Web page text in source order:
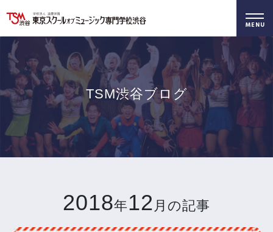
学科・専攻 資料請求 オープンキャンパス
TSM渋谷ブログ
2018年12 月の記事